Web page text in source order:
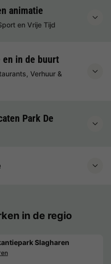
animatie
en Vrije Tijd
in de buurt
Verhuur &
Park De
in de regio
Slagharen